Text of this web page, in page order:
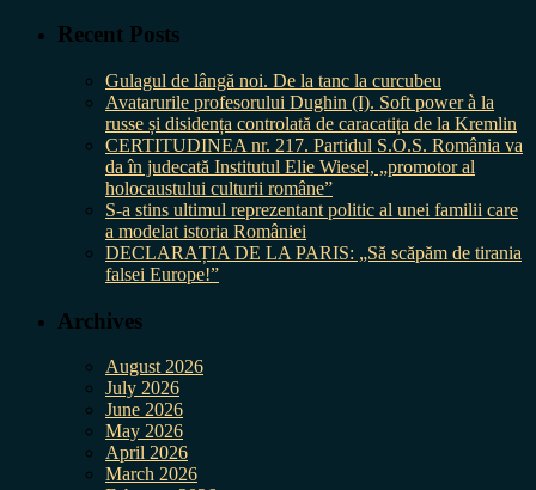
Recent Posts
Gulagul de lângă noi. De la tanc la curcubeu
Avatarurile profesorului Dughin (I). Soft power à la
russe și disidența controlată de caracatița de la Kremlin
CERTITUDINEA nr. 217. Partidul S.O.S. România va
da în judecată Institutul Elie Wiesel, „promotor al
holocaustului culturii române”
S-a stins ultimul reprezentant politic al unei familii care
a modelat istoria României
DECLARAȚIA DE LA PARIS: „Să scăpăm de tirania
falsei Europe!”
Archives
August 2026
July 2026
June 2026
May 2026
April 2026
March 2026